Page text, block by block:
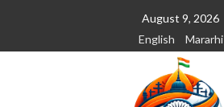
August 9, 2026
English
Mararhi